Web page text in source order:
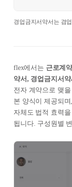
경업금지서약서는 겸
flex에서는 근로계
약서, 경업금지서약
전자 계약으로 맺
본 양식이 제공되
자체도 법적 효력
됩니다. 구성원별